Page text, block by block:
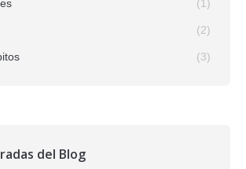
(1)
(2)
(3)
del Blog